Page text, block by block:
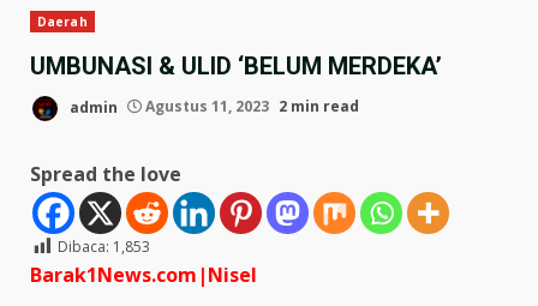
Daerah
UMBUNASI & ULID ‘BELUM MERDEKA’
admin Agustus 11, 2023 2 min read
Spread the love
Dibaca: 1,853
Barak1News.com|Nisel